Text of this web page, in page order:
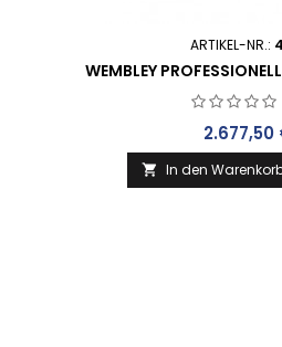
ARTIKEL-NR.:
WEMBLEY
Preis
2.677,50
 In den